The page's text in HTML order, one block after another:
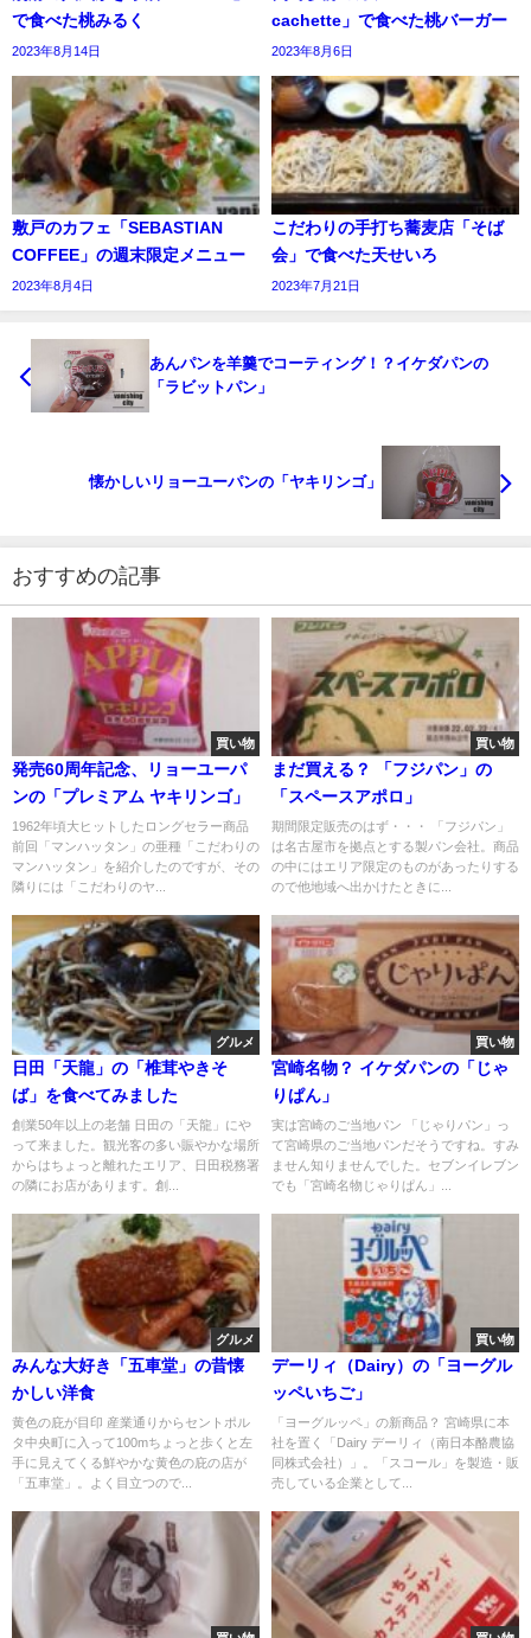
で食べた桃みるく
2023年8月14日
cachette」で食べた桃バーガー
2023年8月6日
敷戸のカフェ「SEBASTIAN
COFFEE」の週末限定メニュー
2023年8月4日
こだわりの手打ち蕎麦店「そば
会」で食べた天せいろ
2023年7月21日
あんパンを羊羹でコーティング！？イケダパンの
「ラビットパン」
懐かしいリョーユーパンの「ヤキリンゴ」
おすすめの記事
買い物
発売60周年記念、リョーユーパ
ンの「プレミアム ヤキリンゴ」
1962年頃大ヒットしたロングセラー商品
前回「マンハッタン」の亜種「こだわりの
マンハッタン」を紹介したのですが、その
隣りには「こだわりのヤ...
買い物
まだ買える？ 「フジパン」の
「スペースアポロ」
期間限定販売のはず・・・ 「フジパン」
は名古屋市を拠点とする製パン会社。商品
の中にはエリア限定のものがあったりする
ので他地域へ出かけたときに...
グルメ
日田「天龍」の「椎茸やきそ
ば」を食べてみました
創業50年以上の老舗 日田の「天龍」にや
って来ました。観光客の多い賑やかな場所
からはちょっと離れたエリア、日田税務署
の隣にお店があります。創...
買い物
宮崎名物？ イケダパンの「じゃ
りぱん」
実は宮崎のご当地パン 「じゃりパン」っ
て宮崎県のご当地パンだそうですね。すみ
ません知りませんでした。セブンイレブン
でも「宮崎名物じゃりぱん」...
グルメ
みんな大好き「五車堂」の昔懐
かしい洋食
黄色の庇が目印 産業通りからセントポル
タ中央町に入って100mちょっと歩くと左
手に見えてくる鮮やかな黄色の庇の店が
「五車堂」。よく目立つので...
買い物
デーリィ（Dairy）の「ヨーグル
ッペいちご」
「ヨーグルッペ」の新商品？ 宮崎県に本
社を置く「Dairy デーリィ（南日本酪農協
同株式会社）」。「スコール」を製造・販
売している企業として...